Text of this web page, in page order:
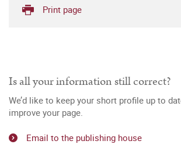
Print page
Is all your information still correct?
We’d like to keep your short profile up to
improve your page.
Email to the publishing house